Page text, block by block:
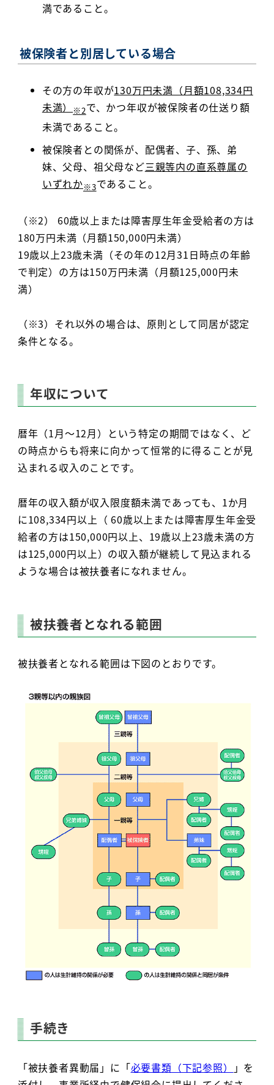
満であること。
被保険者と別居している場合
その方の年収が130万円未満（月額108,334円
未満）
※2で、かつ年収が被保険者の仕送り額
未満であること。
被保険者との関係が、配偶者、子、孫、弟
妹、父母、祖父母など三親等内の直系尊属の
いずれか※3であること。
（※2） 60歳以上または障害厚生年金受給者の方は
180万円未満（月額150,000円未満）
19歳以上23歳未満（その年の12月31日時点の年齢
で判定）の方は150万円未満（月額125,000円未
満）
（※3）それ以外の場合は、原則として同居が認定
条件となる。
年収について
暦年（1月～12月）という特定の期間ではなく、ど
の時点からも将来に向かって恒常的に得ることが見
込まれる収入のことです。
暦年の収入額が収入限度額未満であっても、1か月
に108,334円以上（ 60歳以上または障害厚生年金受
給者の方は150,000円以上、19歳以上23歳未満の方
は125,000円以上）の収入額が継続して見込まれる
ような場合は被扶養者になれません。
被扶養者となれる範囲
被扶養者となれる範囲は下図のとおりです。
手続き
「被扶養者異動届」に「必要書類（下記参照）
」を